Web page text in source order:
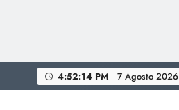
to
4:52:14 PM 7 Agosto 2026